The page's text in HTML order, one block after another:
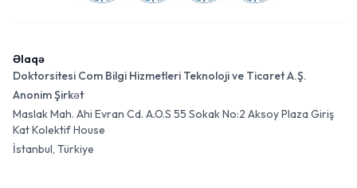
Əlaqə
Doktorsitesi Com Bilgi Hizmetleri Teknoloji ve Ticaret A.Ş.
Anonim Şirkət
Maslak Mah. Ahi Evran Cd. A.O.S 55 Sokak No:2 Aksoy Plaza Giriş
Kat Kolektif House
İstanbul, Türkiye